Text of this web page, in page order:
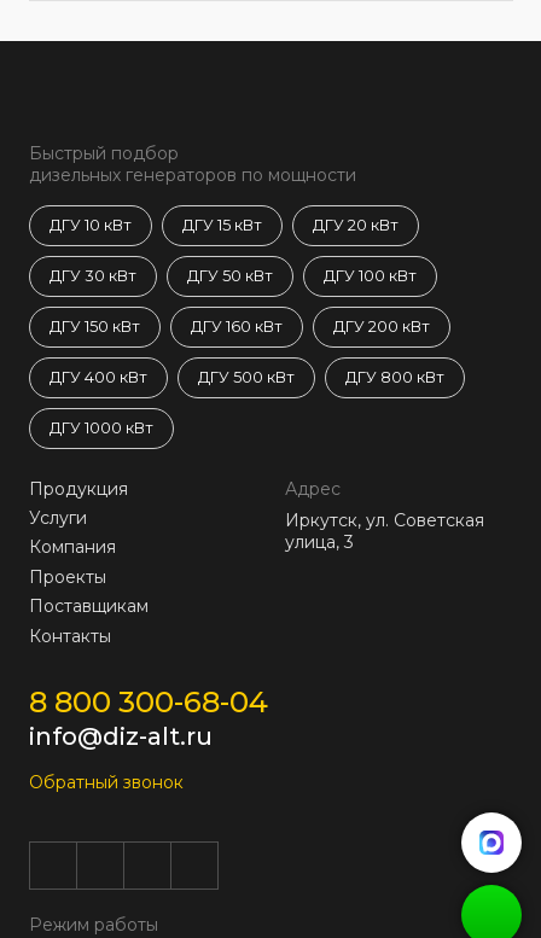
Быстрый подбор
дизельных генераторов по мощности
ДГУ 10 кВт ДГУ 15 кВт ДГУ 20 кВт
ДГУ 30 кВт ДГУ 50 кВт ДГУ 100 кВт
ДГУ 150 кВт ДГУ 160 кВт ДГУ 200 кВт
ДГУ 400 кВт ДГУ 500 кВт ДГУ 800 кВт
ДГУ 1000 кВт
Продукция
Услуги
Компания
Проекты
Поставщикам
Контакты
Адрес
Иркутск, ул. Советская
улица, 3
8 800 300-68-04
info@diz-alt.ru
Обратный звонок
Режим работы